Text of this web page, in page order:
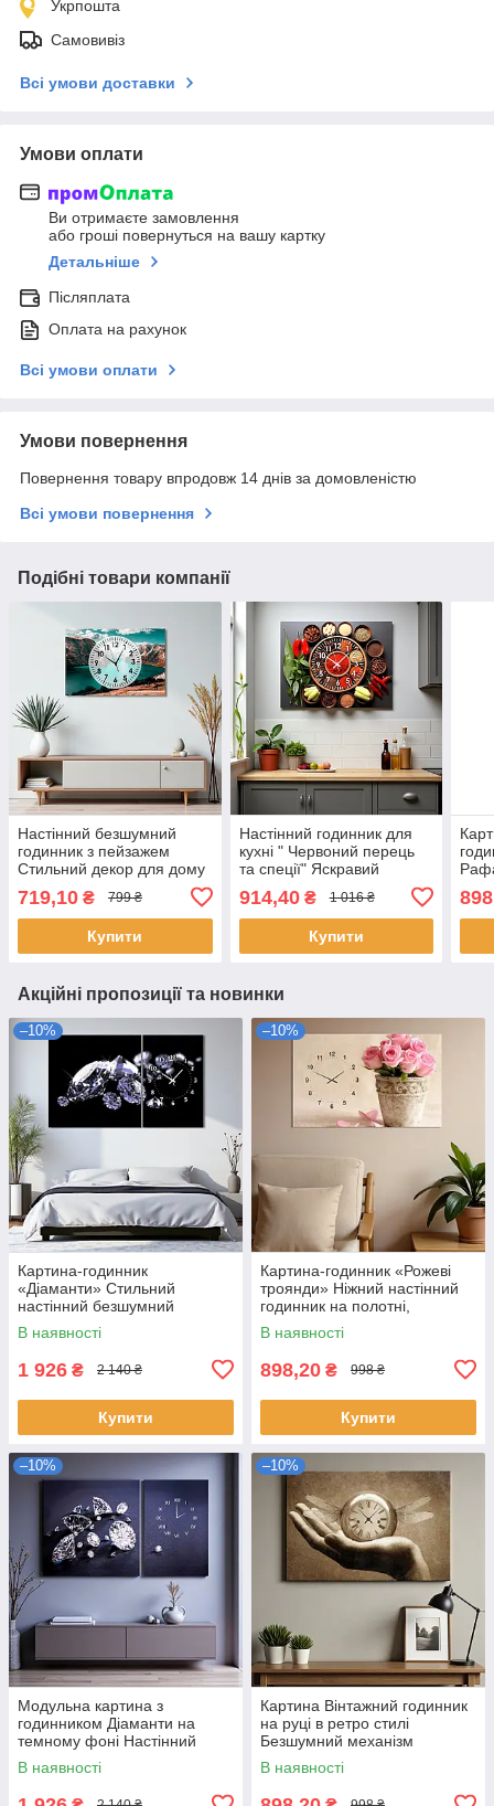
Укрпошта
Самовивіз
Всі умови доставки
Умови оплати
Ви отримаєте замовлення
або гроші повернуться на вашу картку
Детальніше
Післяплата
Оплата на рахунок
Всі умови оплати
Умови повернення
Повернення товару впродовж 14 днів за домовленістю
Всі умови повернення
Подібні товари компанії
Настінний безшумний
годинник з пейзажем
Стильний декор для дому
Друк на полотні 60х40 см
719,10 ₴ 799 ₴
Купити
Настінний годинник для
кухні " Червоний перець
та спеції" Яскравий
Безшумний кварцевий
механізм 60х46 см
914,40₴ 1 016 ₴
Купити
Акційні пропозиції та новинки
–10%
Картина-годинник
«Діаманти» Стильний
настінний безшумний
годинник Декор для спальні
чи вітальні 100х60 з 2 частин
В наявності
1 926 ₴ 2 140 ₴
Купити
–10%
Картина-годинник «Рожеві
троянди» Ніжний настінний
годинник на полотні,
романтичний декор для
спальні чи кухні 60х40см
В наявності
898,20 ₴ 998 ₴
Купити
–10%
Модульна картина з
годинником Діаманти на
темному фоні Настінний
безшумний годинник Декор
для інтер'єру 100х60 з 2х
В наявності
–10%
Картина Вінтажний годинник
на руці в ретро стилі
Безшумний механізм
60х40см
В наявності